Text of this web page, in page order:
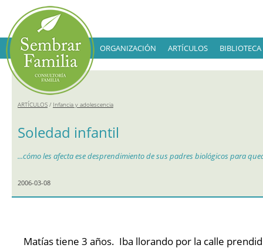
ORGANIZACIÓN ARTÍCULOS
ARTÍCULOS / Infancia y adolescencia
Soledad infantil
...cómo les afecta ese desprendimiento de sus padres biológicos para
2006-03-08
Matías tiene 3 años. Iba llorando por la calle